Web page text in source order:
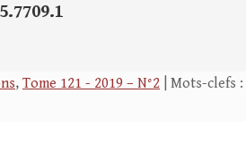
, Tome 121 - 2019 – N°2 | Mots-clefs :